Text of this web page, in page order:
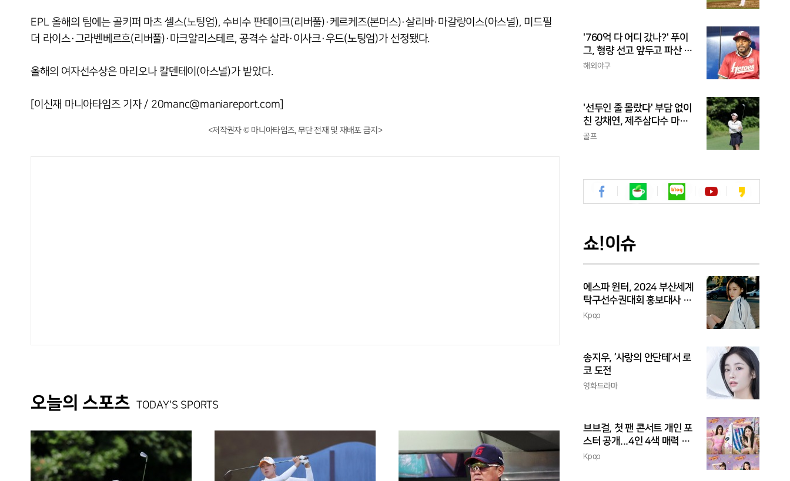
EPL 올해의 팀에는 골키퍼 마츠 셀스(노팅엄), 수비수 판데이크(리버풀)·케르케즈(본머스)·살리바·마갈량이스(아스널), 미드필
더 라이스·그라벤베르흐(리버풀)·마크알리스테르, 공격수 살라·이사크·우드(노팅엄)가 선정됐다.
올해의 여자선수상은 마리오나 칼덴테이(아스널)가 받았다.
[이신재 마니아타임즈 기자 / 20manc@maniareport.com]
<저작권자 © 마니아타임즈, 무단 전재 및 재배포 금지>
오늘의 스포츠 TODAY'S SPORTS
'760억 다 어디 갔나?' 푸이
그, 형량 선고 앞두고 파산 신
청
해외야구
'선두인 줄 몰랐다' 부담 없이
친 강채연, 제주삼다수 마스
터스 2R 단독 선두
골프
쇼!이슈
에스파 윈터, 2024 부산세계
탁구선수권대회 홍보대사 위
촉
Kpop
송지우, ‘사랑의 안단테’서 로
코 도전
영화드라마
브브걸, 첫 팬 콘서트 개인 포
스터 공개...4인 4색 매력 발
산
Kpop